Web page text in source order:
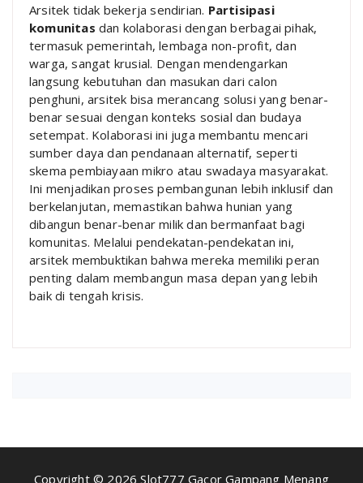
Arsitek tidak bekerja sendirian. Partisipasi
komunitas dan kolaborasi dengan berbagai pihak,
termasuk pemerintah, lembaga non-profit, dan
warga, sangat krusial. Dengan mendengarkan
langsung kebutuhan dan masukan dari calon
penghuni, arsitek bisa merancang solusi yang benar-
benar sesuai dengan konteks sosial dan budaya
setempat. Kolaborasi ini juga membantu mencari
sumber daya dan pendanaan alternatif, seperti
skema pembiayaan mikro atau swadaya masyarakat.
Ini menjadikan proses pembangunan lebih inklusif dan
berkelanjutan, memastikan bahwa hunian yang
dibangun benar-benar milik dan bermanfaat bagi
komunitas. Melalui pendekatan-pendekatan ini,
arsitek membuktikan bahwa mereka memiliki peran
penting dalam membangun masa depan yang lebih
baik di tengah krisis.
Copyright © 2026 Slot777 Gacor Gampang Menang